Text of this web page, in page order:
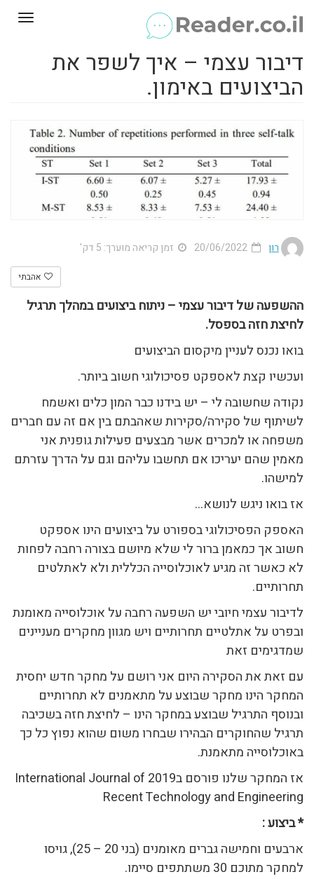
דיבור עצמי – איך לשפר את
הביצועים באימון.
רון זמן קריאה מוערך: 5 דק'
אהבתי
ההשפעה של דיבור עצמי – ניתוח ביצועים במהלך תרגיל
לחיצת חזה בספסל.
בואו נכנס לעניין מיקסום הביצועים
ועכשיו קצת לאספקט פסיכולוגי חשוב ביותר.
נקודה שחשובה לי – יש בידנו כבר המון כלים ואשמח
לשיתוף של סקירה/סקירות שאהבתם בין אם זה עם חברים
משפחה או למכרים אשר מבצעים פעילות גופנית אני
מאמין שהם יעריכו אם תחשבו עליהם וגם על הדרך עזרתם
למישהו.
אז בואו ניגש לנושא…
האספק הפסיכולוגי בספורט על ביצועים הינו אספקט
חשוב אך כמאמן ברור לי שלא מיושם בצורה רחבה לפחות
לא כאשר זה מגיע לאוכלוסייה הכללית ולא לאתלטים
תחרותיים.
לדיבור עצמי חיובי יש השפעה רחבה על אוכלוסייה מאומנת
ובפרט על אתלטיים תחרותיים ויש מגוון מחקרים מעניינים
שמדגימים זאת
עם זאת את הסקירה היום אני רושם על מחקר חדש יחסית
המחקר הינו מחקר שבוצע על מתאמנים לא תחרותיים
ובנוסף התרגיל שבוצע במחקר הינו – לחיצת חזה בשכיבה
תרגיל שהחוקרים הבהירו שבחרו משום שהוא נפוץ כל כך
באוכלוסייה מתאמנת.
אז המחקר שלנו פורסם ב2019 International Journal of
Recent Technology and Engineering
* ביצוע :
ארבעים וחמישה גברים מאומנים (בני 20 – 25), גויסו
למחקר מתוכם 30 משתתפים סיימו.